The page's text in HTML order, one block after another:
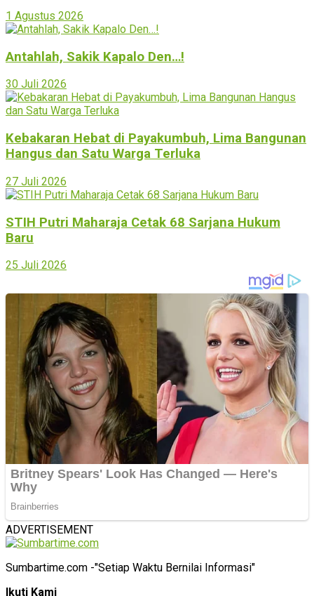
1 Agustus 2026
Antahlah, Sakik Kapalo Den…!
30 Juli 2026
Kebakaran Hebat di Payakumbuh, Lima Bangunan
Hangus dan Satu Warga Terluka
27 Juli 2026
STIH Putri Maharaja Cetak 68 Sarjana Hukum
Baru
25 Juli 2026
ADVERTISEMENT
Sumbartime.com -"Setiap Waktu Bernilai Informasi"
Ikuti Kami